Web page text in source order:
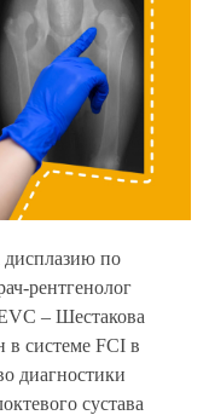
дисплазию по
рентгенолог
– Шестакова
в системе FCI в
диагностики
сустава